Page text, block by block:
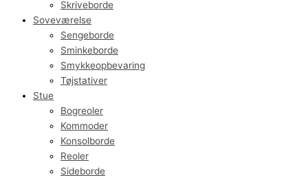
Skriveborde
Soveværelse
Sengeborde
Sminkeborde
Smykkeopbevaring
Tøjstativer
Stue
Bogreoler
Kommoder
Konsolborde
Reoler
Sideborde